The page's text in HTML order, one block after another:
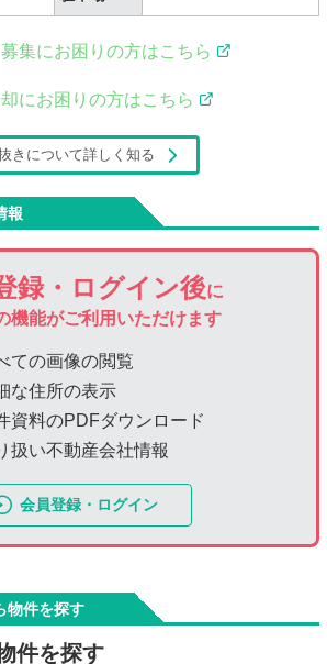
集にお困りの方はこちら
にお困りの方はこちら
きについて詳しく知る
報
録・ログイン後に
機能がご利用いただけます
ての画像の閲覧
な住所の表示
資料のPDFダウンロード
扱い不動産会社情報
会員登録・ログイン
物件を探す
件を探す